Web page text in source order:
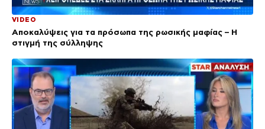
VIDEO
Αποκαλύψεις για τα πρόσωπα της ρωσικής μαφίας – Η
στιγμή της σύλληψης